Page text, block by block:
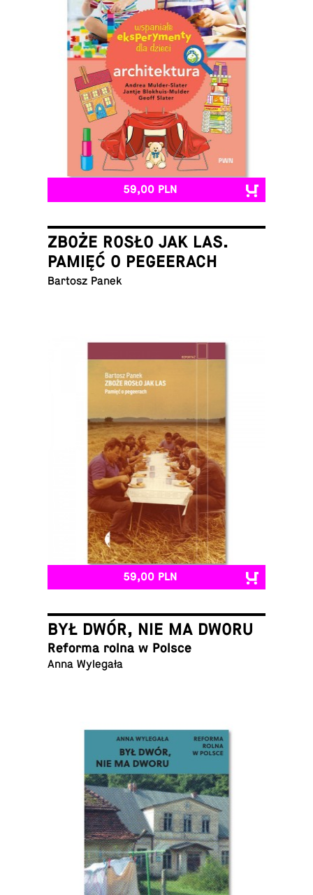
59,00 PLN
ZBOŻE ROSŁO JAK LAS.
PAMIĘĆ O PEGEERACH
Bartosz Panek
59,00 PLN
BYŁ DWÓR, NIE MA DWORU
Reforma rolna w Polsce
Anna Wylegała